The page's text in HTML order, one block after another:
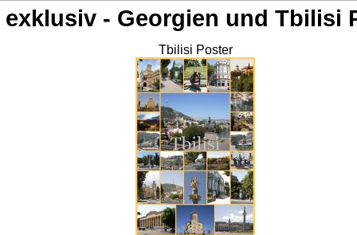
exklusiv - Georgien und Tbilisi
Tbilisi Poster